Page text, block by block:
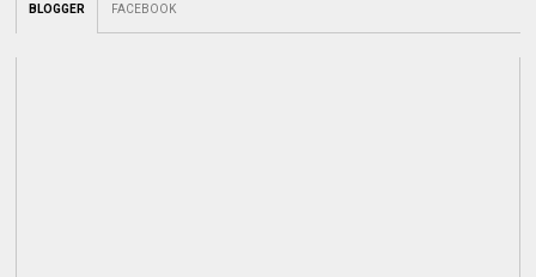
BLOGGER FACEBOOK